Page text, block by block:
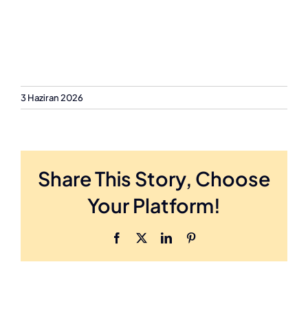
3 Haziran 2026
Share This Story, Choose
Your Platform!
Facebook LinkedIn